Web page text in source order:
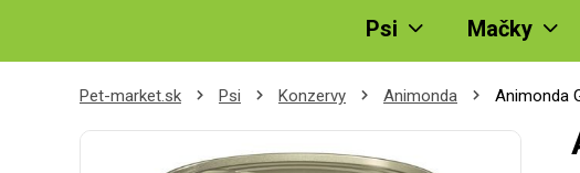
Psi Mačky
Pet-market.sk Psi Konzervy Animonda Animonda